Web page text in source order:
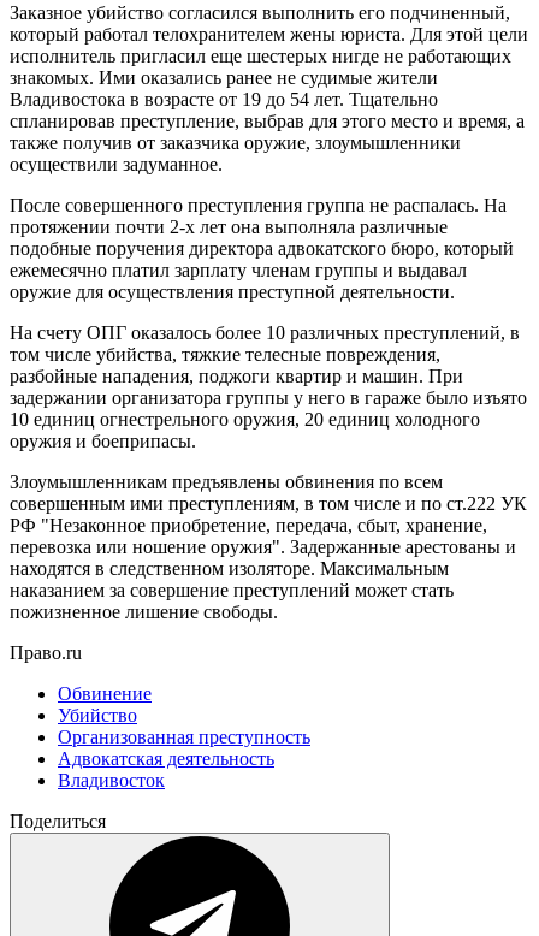
Заказное убийство согласился выполнить его подчиненный,
который работал телохранителем жены юриста. Для этой цели
исполнитель пригласил еще шестерых нигде не работающих
знакомых. Ими оказались ранее не судимые жители
Владивостока в возрасте от 19 до 54 лет. Тщательно
спланировав преступление, выбрав для этого место и время, а
также получив от заказчика оружие, злоумышленники
осуществили задуманное.
После совершенного преступления группа не распалась. На
протяжении почти 2-х лет она выполняла различные
подобные поручения директора адвокатского бюро, который
ежемесячно платил зарплату членам группы и выдавал
оружие для осуществления преступной деятельности.
На счету ОПГ оказалось более 10 различных преступлений, в
том числе убийства, тяжкие телесные повреждения,
разбойные нападения, поджоги квартир и машин. При
задержании организатора группы у него в гараже было изъято
10 единиц огнестрельного оружия, 20 единиц холодного
оружия и боеприпасы.
Злоумышленникам предъявлены обвинения по всем
совершенным ими преступлениям, в том числе и по ст.222 УК
РФ "Незаконное приобретение, передача, сбыт, хранение,
перевозка или ношение оружия". Задержанные арестованы и
находятся в следственном изоляторе. Максимальным
наказанием за совершение преступлений может стать
пожизненное лишение свободы.
Право.ru
Обвинение
Убийство
Организованная преступность
Адвокатская деятельность
Владивосток
Поделиться